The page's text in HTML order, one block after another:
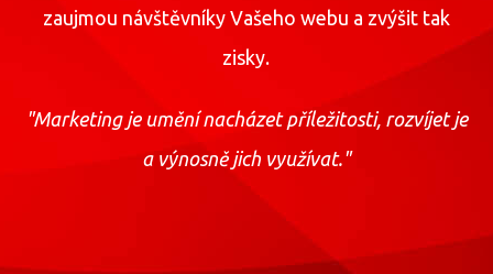
zaujmou návštěvníky Vašeho webu a zvýšit tak
zisky.
"Marketing je umění nacházet příležitosti, rozvíjet je
a výnosně jich využívat."